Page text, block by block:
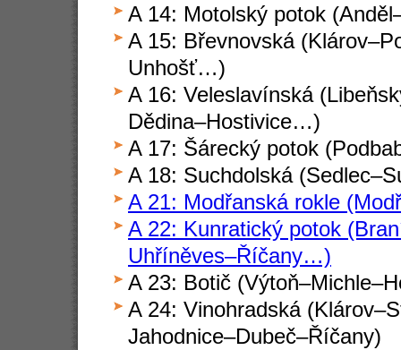
A 14: Motolský potok
A 15: Břevnovská
Unhošť…)
A 16: Veleslavínská
Dědina–Hostivice…)
A 17: Šárecký potok
A 18: Suchdolská
A 21: Modřanská rokle
A 22: Kunratický potok
Uhříněves–Říčany…)
A 23: Botič
A 24: Vinohradská
Jahodnice–Dubeč–Říčany)